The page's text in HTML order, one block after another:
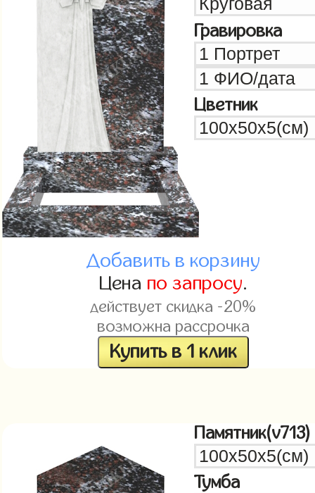
Гравировка
Цветник
Добавить в корзину
Цена по запросу.
действует скидка -20%
возможна рассрочка
Купить в 1 клик
Памятник(v713)
Тумба